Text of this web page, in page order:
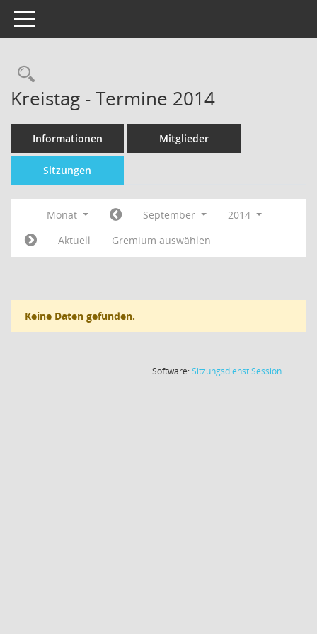
Toggle navigation
Kreistag - Termine 2014
Informationen Mitglieder
Sitzungen
Monat September
2014
Aktuell
Gremium auswählen
Keine Daten gefunden.
Software:SitzungsdienstSession(Wird in